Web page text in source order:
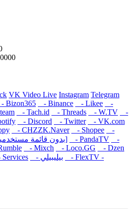
VK Video Live Instagram Telegram
- Bizon365 - Binance - Likee
-
- Tach.id - Threads - W.TV
-
- Discord - Twitter
- VK.com
- CHZZK.Naver - Shopee
-
- SOOP [بدون قائمة مستخدمين مؤقتًا] - PandaTV
-
- Mixch - Loco.GG
- Dzen
- بيليبيلي
- FlexTV -